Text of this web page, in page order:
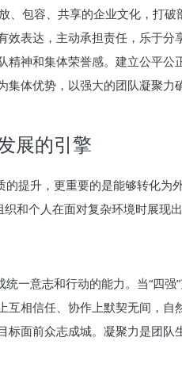
、包容、共享的企业文化，打破
表达，主动承担责任，乐于分
神和集体荣誉感。建立公平公
体优势，以强大的团队凝聚力
展的引擎
提升，更重要的是能够转化为
和个人在面对复杂环境时展现出
一意志和行动的能力。当“四强
相信任、协作上默契无间，自
面前众志成城。凝聚力是团队